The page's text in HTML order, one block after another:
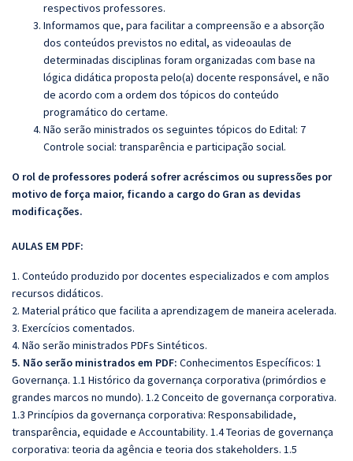
respectivos professores.
Informamos que, para facilitar a compreensão e a absorção
dos conteúdos previstos no edital, as videoaulas de
determinadas disciplinas foram organizadas com base na
lógica didática proposta pelo(a) docente responsável, e não
de acordo com a ordem dos tópicos do conteúdo
programático do certame.
Não serão ministrados os seguintes tópicos do Edital: 7
Controle social: transparência e participação social.
O rol de professores poderá sofrer acréscimos ou supressões por
motivo de força maior, ficando a cargo do Gran as devidas
modificações.
AULAS EM PDF:
1. Conteúdo produzido por docentes especializados e com amplos
recursos didáticos.
2. Material prático que facilita a aprendizagem de maneira acelerada.
3. Exercícios comentados.
4. Não serão ministrados PDFs Sintéticos.
5. Não serão ministrados em PDF: Conhecimentos Específicos: 1
Governança. 1.1 Histórico da governança corporativa (primórdios e
grandes marcos no mundo). 1.2 Conceito de governança corporativa.
1.3 Princípios da governança corporativa: Responsabilidade,
transparência, equidade e Accountability. 1.4 Teorias de governança
corporativa: teoria da agência e teoria dos stakeholders. 1.5